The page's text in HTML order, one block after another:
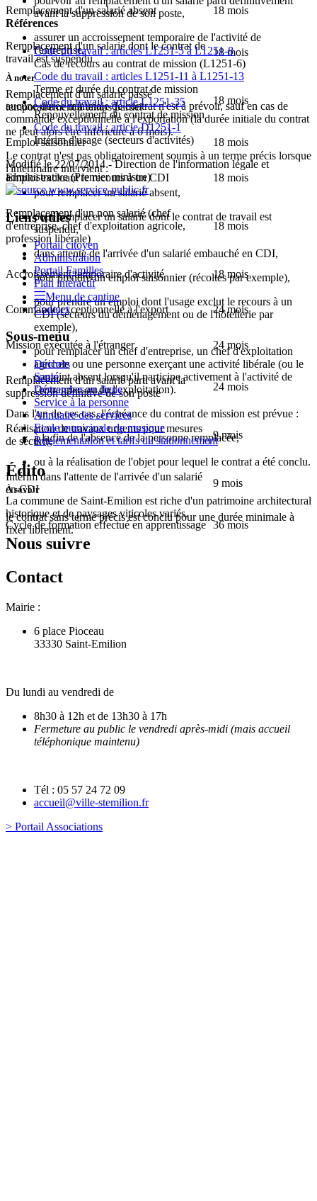
avant la suppression de son poste,
assurer un accroissement temporaire de l'activité de
l'entreprise.
À noter
aucune durée minimale de contrat n'est à prévoir, sauf en cas de
commande exceptionnelle à l'exportation (la durée initiale du contrat
ne peut alors être inférieure à 6 mois).
Le contrat n'est pas obligatoirement soumis à un terme précis lorsque
l'intérimaire intervient :
pour remplacer un salarié absent,
pour remplacer un salarié dont le contrat de travail est
suspendu,
dans attente de l'arrivée d'un salarié embauché en CDI,
pour prendre un emploi saisonnier (récoltes par exemple),
pour prendre un emploi dont l'usage exclut le recours à un
CDI (secteurs du déménagement ou de l'hôtellerie par
exemple),
pour remplacer un chef d'entreprise, un chef d'exploitation
agricole ou une personne exerçant une activité libérale (ou le
conjoint absent lorsqu'il participe activement à l'activité de
l'entreprise ou de l'exploitation).
Dans l'un de ces cas, l'échéance du contrat de mission est prévue :
à la fin de l'absence de la personne remplacée,
ou à la réalisation de l'objet pour lequel le contrat a été conclu.
À savoir
le contrat sans terme précis est conclu pour une durée minimale à
fixer librement.
Remplacement d'un salarié absent 18 mois
Remplacement d'un salarié dont le contrat de
travail est suspendu
18 mois
Remplacement d'un salarié passé
temporairement à temps partiel
18 mois
Emploi saisonnier 18 mois
Emploi excluant le recours à un CDI 18 mois
Remplacement d'un non salarié (chef
d'entreprise, chef d'exploitation agricole,
profession libérale)
18 mois
Accroissement temporaire d'activité 18 mois
Commande exceptionnelle à l'export 24 mois
Mission exécutée à l'étranger 24 mois
Remplacement d'un salarié parti avant la
suppression définitive de son poste
24 mois
Réalisation de travaux urgents pour mesures
de sécurité
9 mois
Intérim dans l'attente de l'arrivée d'un salarié
en CDI
9 mois
Cycle de formation effectué en apprentissage 36 mois
Références
Code du travail : articles L1251-5 à L1251-8
Cas de recours au contrat de mission (L1251-6)
Code du travail : articles L1251-11 à L1251-13
Terme et durée du contrat de mission
Code du travail : article L1251-35
Renouvellement du contrat de mission
Code du travail : article D1251-1
Intérim d'usage (secteurs d'activités)
Modifié le 22/07/2014 - Direction de l'information légale et
administrative (Premier ministre)
Liens utiles
Portail citoyen
Administration
Portail Familles
Plan intéractif
Menu de cantine
Contact
Sous-menu
Déchets
Santé
Démarches en ligne
Service à la personne
Annuaire des services
Ecole municipale de musique
Réglementation et tarifs du stationnement
Édito
La commune de Saint-Emilion est riche d'un patrimoine architectural
historique et de paysages viticoles variés.
Nous suivre
Contact
Mairie :
6 place Pioceau
33330 Saint-Emilion
Du lundi au vendredi de
8h30 à 12h et de 13h30 à 17h
Fermeture au public le vendredi après-midi (mais accueil
téléphonique maintenu)
Tél : 05 57 24 72 09
accueil@ville-stemilion.fr
> Portail Associations